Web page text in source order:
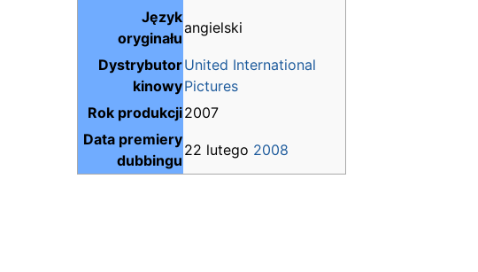
Język
oryginału
angielski
Dystrybutor
kinowy
United International
Pictures
Rok produkcji2007
Data premiery
dubbingu
22 lutego 2008